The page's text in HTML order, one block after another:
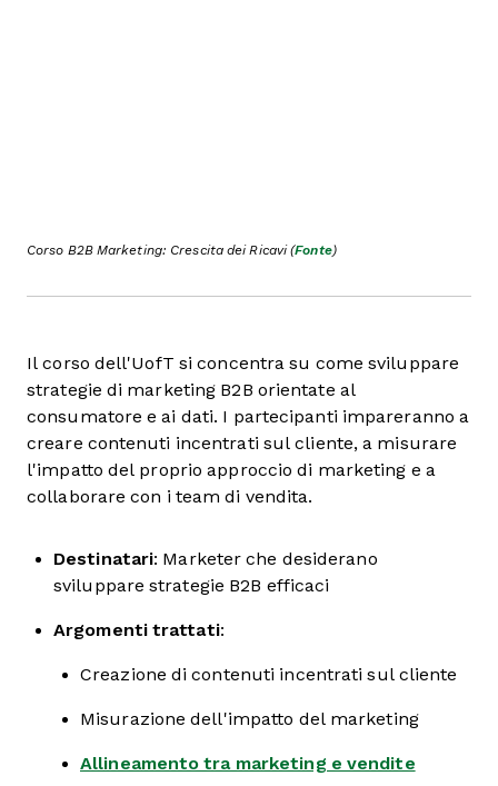
Corso B2B Marketing: Crescita dei Ricavi (Fonte)
Il corso dell'UofT si concentra su come sviluppare
strategie di marketing B2B orientate al
consumatore e ai dati. I partecipanti impareranno a
creare contenuti incentrati sul cliente, a misurare
l'impatto del proprio approccio di marketing e a
collaborare con i team di vendita.
Destinatari: Marketer che desiderano
sviluppare strategie B2B efficaci
Argomenti trattati:
Creazione di contenuti incentrati sul cliente
Misurazione dell'impatto del marketing
Allineamento tra marketing e vendite